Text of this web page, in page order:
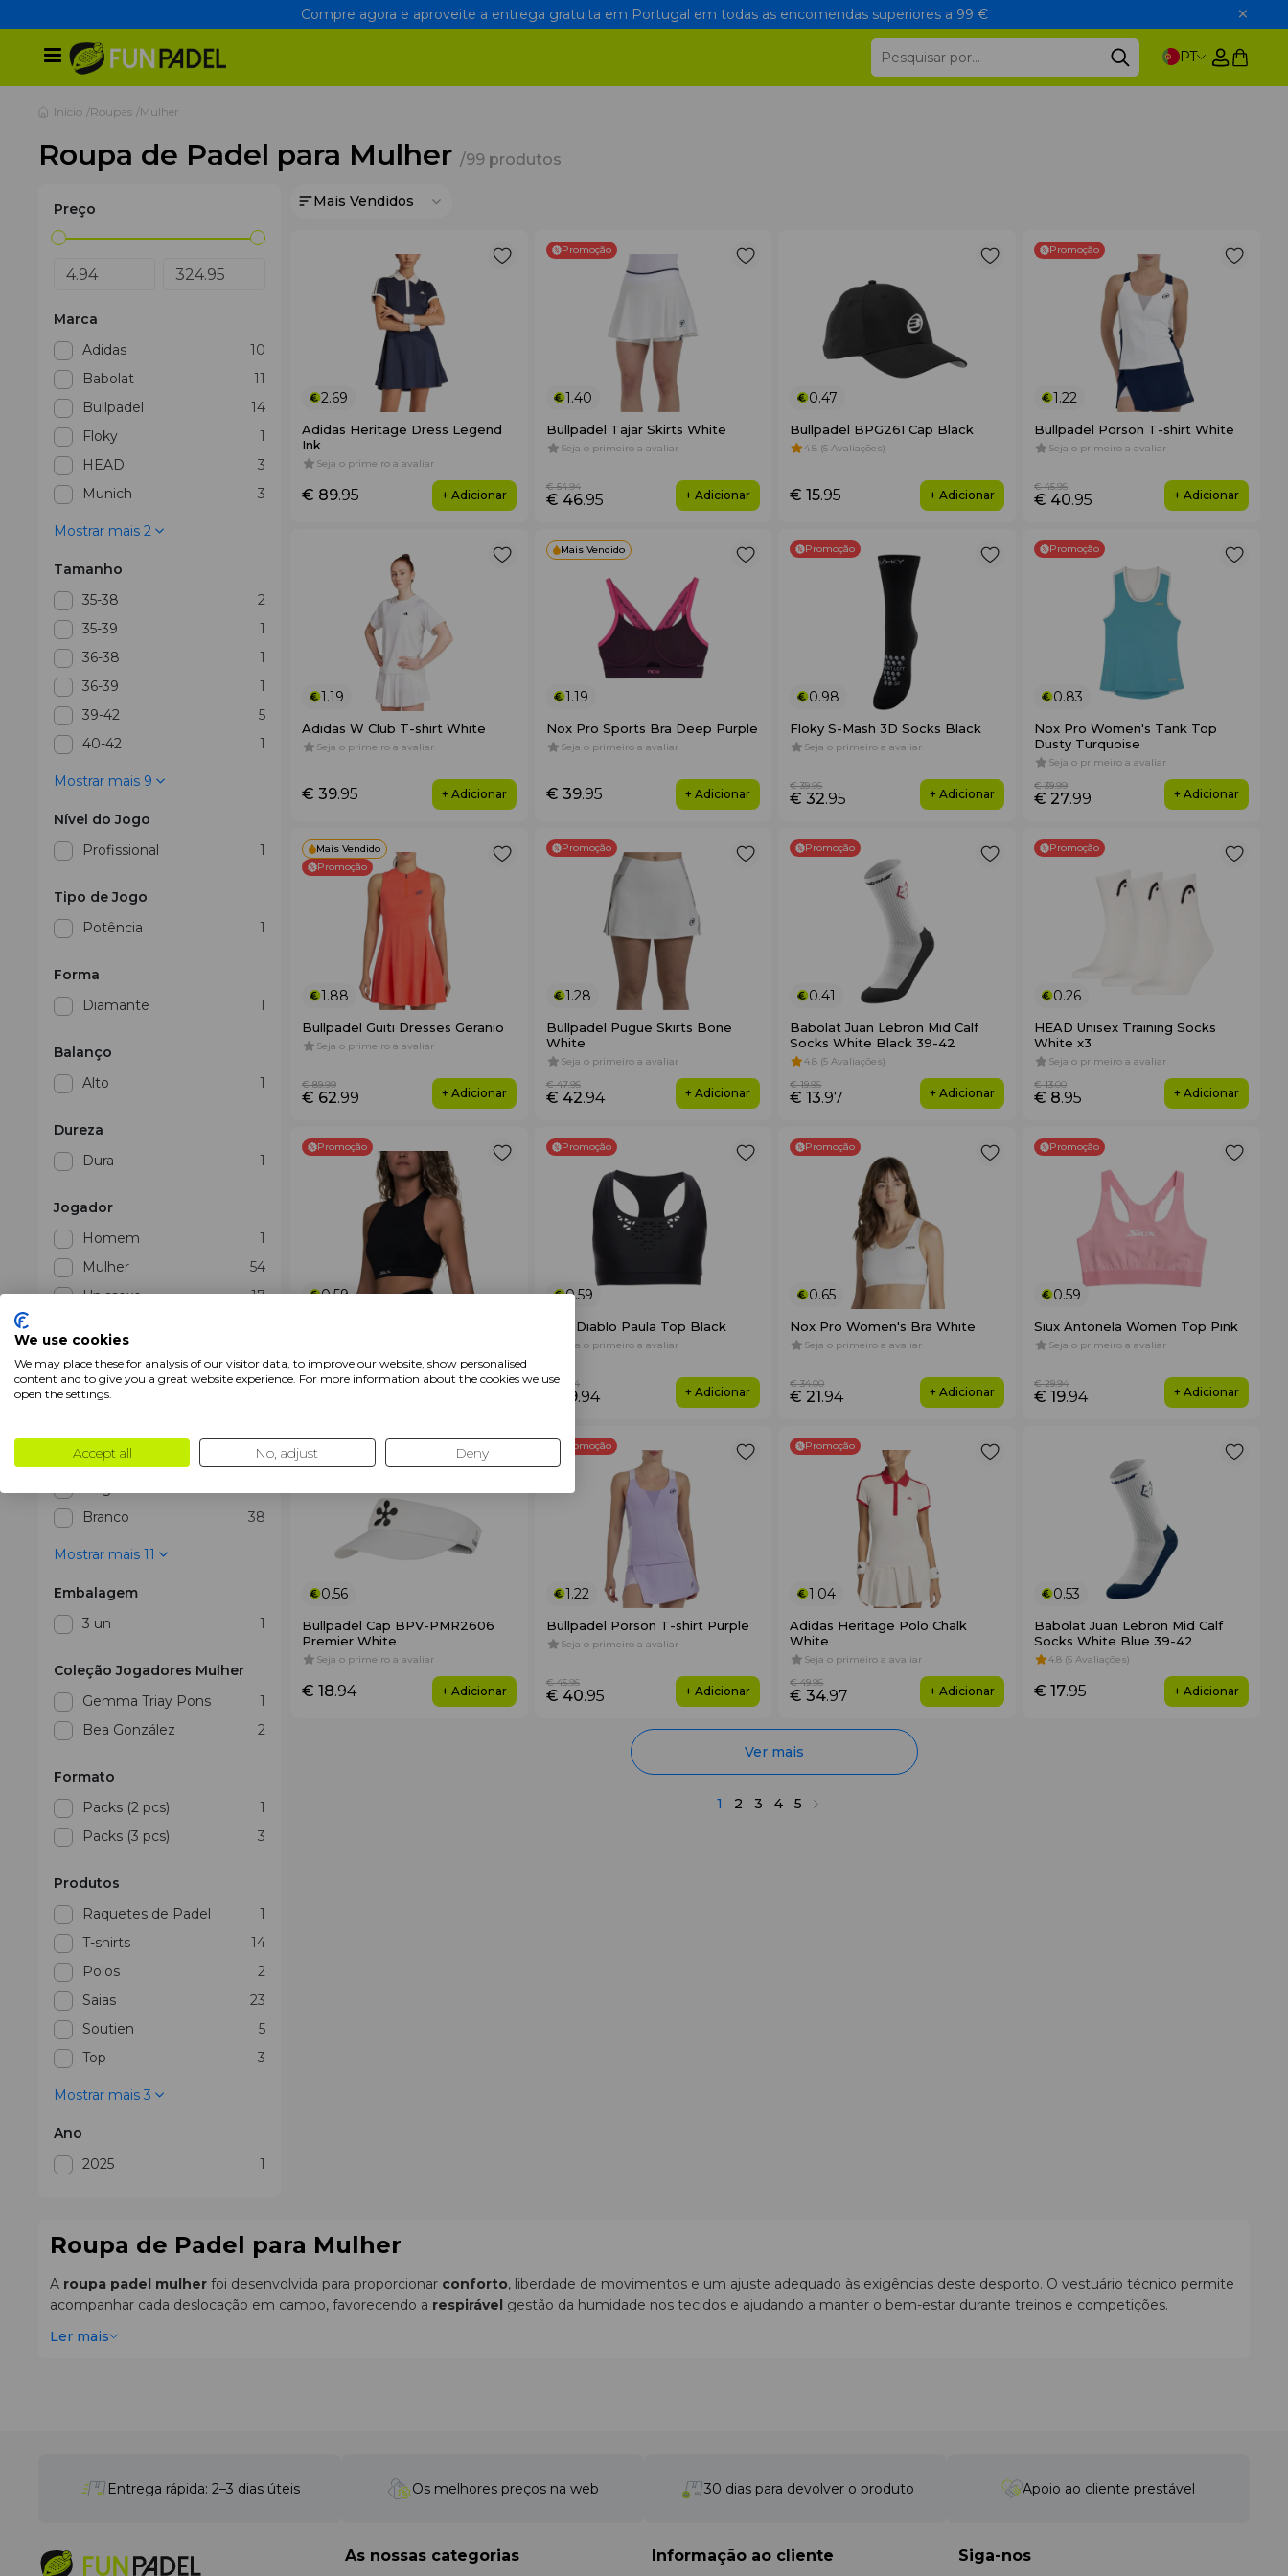
Compre agora e aproveite a entrega gratuita em Portugal em todas as encomendas superiores a 99 €
PT
Início Roupas Mulher
Roupa de Padel para Mulher /99 produtos
Preço
Marca
Adidas
10
Babolat
11
Bullpadel
14
Floky
1
HEAD
3
Munich
3
Mostrar mais 2
Tamanho
35-38
2
35-39
1
36-38
1
36-39
1
39-42
5
40-42
1
Mostrar mais 9
Nível do Jogo
Profissional
1
Tipo de Jogo
Potência
1
Forma
Diamante
1
Balanço
Alto
1
Dureza
Dura
1
Jogador
Homem
1
Mulher
54
Unissexo
17
Cor
Amarillo
2
Azul
Azul
1
Branco
38
Mostrar mais 11
Embalagem
3 un
1
Coleção Jogadores Mulher
Gemma Triay Pons
1
Bea González
2
Formato
Packs (2 pcs)
1
Packs (3 pcs)
3
Produtos
Raquetes de Padel
1
T-shirts
14
Polos
2
Saias
23
Soutien
5
Top
3
Mostrar mais 3
Ano
2025
1
Mais Vendidos
2.69
Adidas Heritage Dress Legend
Ink
Seja o primeiro a avaliar
€ 89.95 + Adicionar
Promoção
1.40
Bullpadel Tajar Skirts White
Seja o primeiro a avaliar
€ 46.95
€ 54.94
+ Adicionar
0.47
Bullpadel BPG261 Cap Black
4.8 (5 Avaliações)
€ 15.95 + Adicionar
Promoção
1.22
Bullpadel Porson T-shirt White
Seja o primeiro a avaliar
€ 40.95
€ 45.95
+ Adicionar
1.19
Adidas W Club T-shirt White
Seja o primeiro a avaliar
€ 39.95 + Adicionar
Mais Vendido
1.19
Nox Pro Sports Bra Deep Purple
Seja o primeiro a avaliar
€ 39.95 + Adicionar
Promoção
0.98
Floky S-Mash 3D Socks Black
Seja o primeiro a avaliar
€ 32.95
€ 39.95
+ Adicionar
Promoção
0.83
Nox Pro Women's Tank Top
Dusty Turquoise
Seja o primeiro a avaliar
€ 27.99
€ 39.99
+ Adicionar
Mais Vendido
Promoção
1.88
Bullpadel Guiti Dresses Geranio
Seja o primeiro a avaliar
€ 62.99
€ 89.99
+ Adicionar
Promoção
1.28
Bullpadel Pugue Skirts Bone
White
Seja o primeiro a avaliar
€ 42.94
€ 47.95
+ Adicionar
Promoção
0.41
Babolat Juan Lebron Mid Calf
Socks White Black 39-42
4.8 (5 Avaliações)
€ 13.97
€ 19.95
+ Adicionar
Promoção
0.26
HEAD Unisex Training Socks
White x3
Seja o primeiro a avaliar
€ 8.95
€ 13.00
+ Adicionar
Promoção
0.59
€ 40.95
Promoção
0.59
Siux Diablo Paula Top Black
Seja o primeiro a avaliar
€ 19.94
€ 39 .94
+ Adicionar
Promoção
0.65
Nox Pro Women's Bra White
Seja o primeiro a avaliar
€ 21.94
€ 34.00
+ Adicionar
Promoção
0.59
Siux Antonela Women Top Pink
Seja o primeiro a avaliar
€ 19.94
€ 29.94
+ Adicionar
0.56
Bullpadel Cap BPV-PMR2606
Premier White
Seja o primeiro a avaliar
€ 18.94 + Adicionar
Promoção
1.22
Bullpadel Porson T-shirt Purple
Seja o primeiro a avaliar
€ 40.95
€ 45.95
+ Adicionar
Promoção
1.04
Adidas Heritage Polo Chalk
White
Seja o primeiro a avaliar
€ 34.97
€ 49.95
+ Adicionar
0.53
Babolat Juan Lebron Mid Calf
Socks White Blue 39-42
4.8 (5 Avaliações)
€ 17.95 + Adicionar
Ver mais
1 2 3 4 5
Roupa de Padel para Mulher
A roupa padel mulher foi desenvolvida para proporcionar conforto, liberdade de movimentos e um ajuste adequado às exigências deste desporto. O vestuário técnico permite
acompanhar cada deslocação em campo, favorecendo a respirável gestão da humidade nos tecidos e ajudando a manter o bem-estar durante treinos e competições.
Na Fun Padel encontrará uma ampla seleção de
As saias e os calções garantem liberdade nas deslocações laterais e facilitam todas as ações típicas do padel.
As principais marcas desenvolvem coleções específicas para jogadoras, combinando funcionalidade,
Cadatecido técnico utilizado no vestuário de padel ajuda a controlar a humidade e favorece a circulação do ar, permitindo manter uma sensação agradável mesmo durante
Ler mais
Entrega rápida: 2–3 dias úteis Os melhores preços na web 30 dias para devolver o produto Apoio ao cliente prestável
As nossas categorias Informação ao cliente Siga-nos
We use cookies
We may place these for analysis of our visitor data, to improve our website, show personalised
content and to give you a great website experience. For more information about the cookies we use
open the settings.
Accept all No, adjust Deny